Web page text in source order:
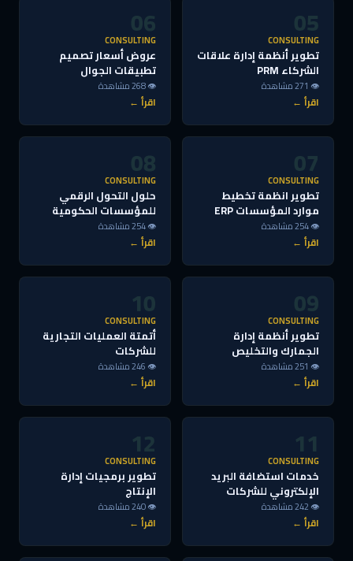
05
CONSULTING
تطوير أنظمة إدارة علاقات
الشركاء PRM
👁 271 مشاهدة
اقرأ ←
06
CONSULTING
عروض أسعار تصميم
تطبيقات الجوال
👁 268 مشاهدة
اقرأ ←
07
CONSULTING
تطوير انظمة تخطيط
موارد المؤسسات ERP
👁 254 مشاهدة
اقرأ ←
08
CONSULTING
حلول التحول الرقمي
للمؤسسات الحكومية
👁 254 مشاهدة
اقرأ ←
09
CONSULTING
تطوير أنظمة إدارة
الجمارك والتخليص
👁 251 مشاهدة
اقرأ ←
10
CONSULTING
أتمتة العمليات التجارية
للشركات
👁 246 مشاهدة
اقرأ ←
11
CONSULTING
خدمات استضافة البريد
الإلكتروني للشركات
👁 242 مشاهدة
اقرأ ←
12
CONSULTING
تطوير برمجيات إدارة
الإنتاج
👁 240 مشاهدة
اقرأ ←